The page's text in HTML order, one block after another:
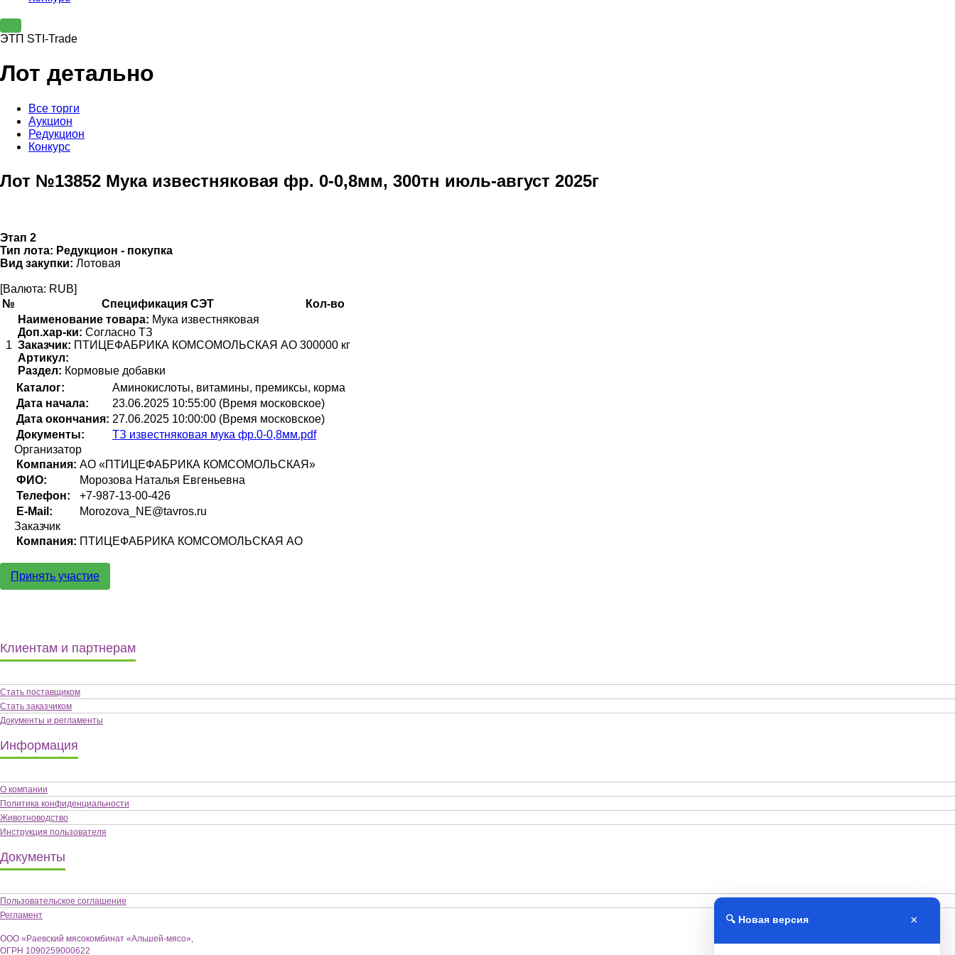
ЭТП STI-Trade
Лот детально
Все торги
Аукцион
Редукцион
Конкурс
Лот №13852 Мука известняковая фр. 0-0,8мм, 300тн июль-август 2025г
Этап 2
Тип лота: Редукцион - покупка
Вид закупки: Лотовая
[Валюта: RUB]
№
Спецификация СЭТ Кол-во
1
Наименование товара: Мука известняковая
Доп.хар-ки: Согласно ТЗ
Заказчик: ПТИЦЕФАБРИКА КОМСОМОЛЬСКАЯ АО
Артикул:
Раздел: Кормовые добавки
300000 кг
Каталог:
Аминокислоты, витамины, премиксы, корма
Дата начала:
23.06.2025 10:55:00 (Время московское)
Дата окончания: 27.06.2025 10:00:00 (Время московское)
Документы:
ТЗ известняковая мука фр.0-0,8мм.pdf
Организатор
Компания: АО «ПТИЦЕФАБРИКА КОМСОМОЛЬСКАЯ»
ФИО:
Морозова Наталья Евгеньевна
Телефон:
+7-987-13-00-426
E-Mail:
Morozova_NE@tavros.ru
Заказчик
Компания: ПТИЦЕФАБРИКА КОМСОМОЛЬСКАЯ АО
Принять участие
Клиентам и партнерам
Стать поставщиком
Стать заказчиком
Документы и регламенты
Информация
О компании
Политика конфиденциальности
Животноводство
Инструкция пользователя
Документы
Пользовательское соглашение
Регламент
ООО «Раевский мясокомбинат «Альшей-мясо»,
ОГРН 1090259000622
🔍 Новая версия ×